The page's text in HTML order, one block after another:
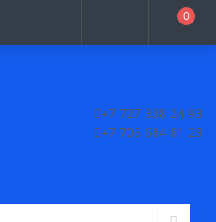
0
+7 727 338 24 93
+7 706 684 81 23